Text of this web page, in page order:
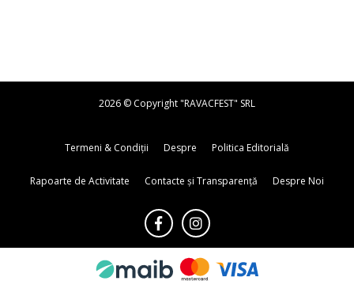
2026 © Copyright "RAVACFEST" SRL
Termeni & Condiții Despre Politica Editorială
Rapoarte de Activitate Contacte și Transparență Despre Noi